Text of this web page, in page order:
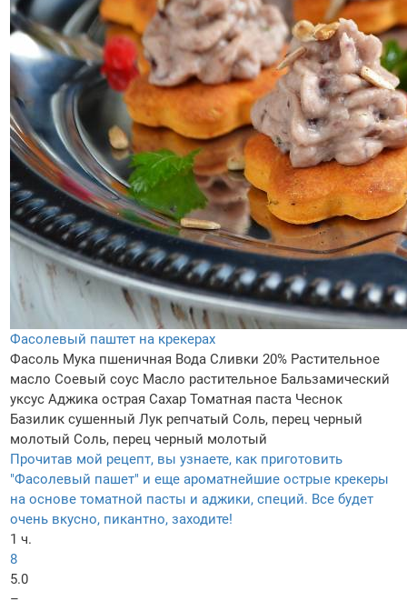
Фасолевый паштет на крекерах
Фасоль Мука пшеничная Вода Сливки 20% Растительное
масло Соевый соус Масло растительное Бальзамический
уксус Аджика острая Сахар Томатная паста Чеснок
Базилик сушенный Лук репчатый Соль, перец черный
молотый Соль, перец черный молотый
Прочитав мой рецепт, вы узнаете, как приготовить
"Фасолевый пашет" и еще ароматнейшие острые крекеры
на основе томатной пасты и аджики, специй. Все будет
очень вкусно, пикантно, заходите!
1 ч.
8
5.0
–